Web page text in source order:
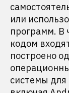
или
программ. В
кодом
построено
системы для